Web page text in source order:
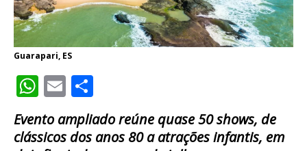
Guarapari, ES
W
h
at
E
ai
h
ar
Evento ampliado reúne quase 50 shows, de
clássicos dos anos 80 a atrações infantis, em